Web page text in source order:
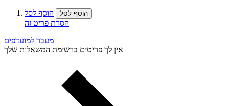
הוסף לסל הוסף לסל
הסרת פריט זה
מעבר למועדפים
אין לך פריטים ברשימת המשאלות שלך